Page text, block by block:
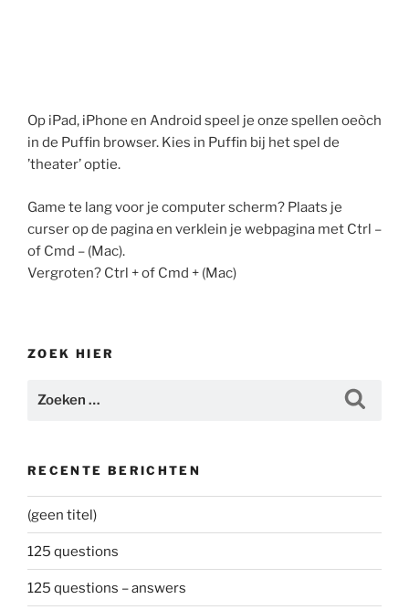
Op iPad, iPhone en Android speel je onze spellen oeòch
in de Puffin browser. Kies in Puffin bij het spel de
’theater’ optie.
Game te lang voor je computer scherm? Plaats je
curser op de pagina en verklein je webpagina met Ctrl –
of Cmd – (Mac).
Vergroten? Ctrl + of Cmd + (Mac)
ZOEK HIER
Zoeken
RECENTE BERICHTEN
(geen titel)
125 questions
125 questions – answers